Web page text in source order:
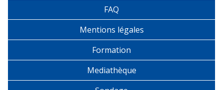
FAQ
Mentions légales
Formation
Mediathèque